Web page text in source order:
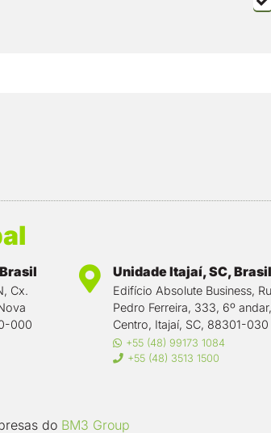
Cx.
000
Unidade Itajaí, SC, Brasil
Edifício Absolute Business,
Pedro Ferreira, 333, 6º andar,
Centro, Itajaí, SC, 88301-030
+55 (48) 99173 1084
+55 (48) 3513 1500
do BM3 Group